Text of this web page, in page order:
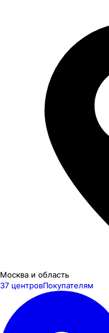
Москва и область
37 центровПокупателям